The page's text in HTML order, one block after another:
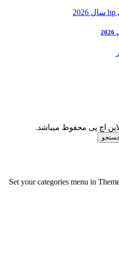
اچ پی محفوظ میباشد.
Set your categories menu in